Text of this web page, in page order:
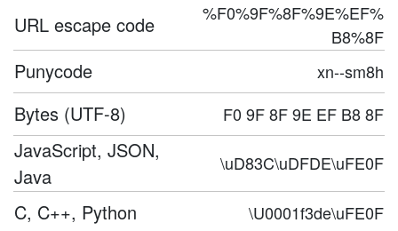
URL escape code
%F0%9F%8F%9E%EF%
B8%8F
Punycode xn--sm8h
Bytes (UTF-8) F0 9F 8F 9E EF B8 8F
JavaScript, JSON,
Java
\uD83C\uDFDE\uFE0F
C, C++, Python \U0001f3de\uFE0F